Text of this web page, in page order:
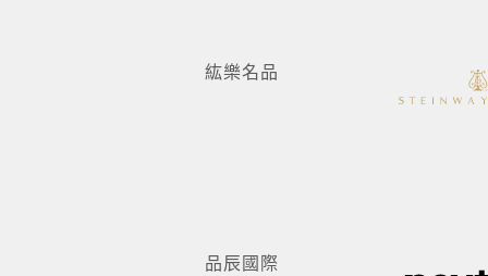
紘樂名品
品辰國際